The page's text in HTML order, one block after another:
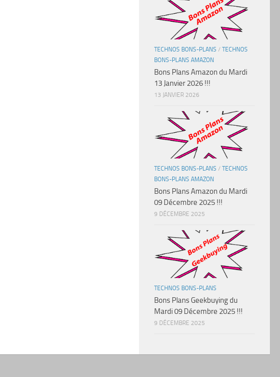
TECHNOS BONS-PLANS / TECHNOS
BONS-PLANS AMAZON
Bons Plans Amazon du Mardi
13 Janvier 2026 !!!
13 JANVIER 2026
TECHNOS BONS-PLANS / TECHNOS
BONS-PLANS AMAZON
Bons Plans Amazon du Mardi
09 Décembre 2025 !!!
9 DÉCEMBRE 2025
TECHNOS BONS-PLANS
Bons Plans Geekbuying du
Mardi 09 Décembre 2025 !!!
9 DÉCEMBRE 2025